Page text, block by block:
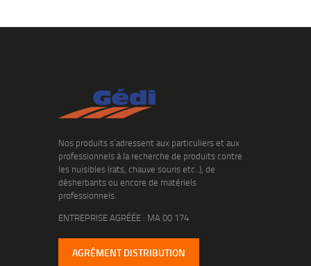
Nos produits s’adressent aux particuliers et aux
professionnels à la recherche de produits contre
les nuisibles (rats, chauve souris etc..), de
désherbants ou encore de matériels
professionnels.
ENTREPRISE AGRÉÉE : MA 00 174
AGRÉMENT DISTRIBUTION